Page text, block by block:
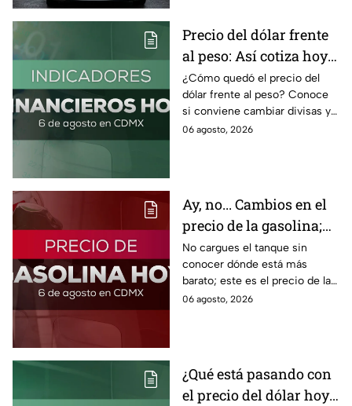
Precio del dólar frente
al peso: Así cotiza hoy 6
de agosto 2026
¿Cómo quedó el precio del
dólar frente al peso? Conoce
si conviene cambiar divisas y
cómo el flujo en el estrecho de
06 agosto, 2026
Ay, no... Cambios en el
precio de la gasolina;
así quedó HOY
No cargues el tanque sin
conocer dónde está más
barato; este es el precio de la
gasolina para hoy jueves 6 de
06 agosto, 2026
¿Qué está pasando con
el precio del dólar hoy